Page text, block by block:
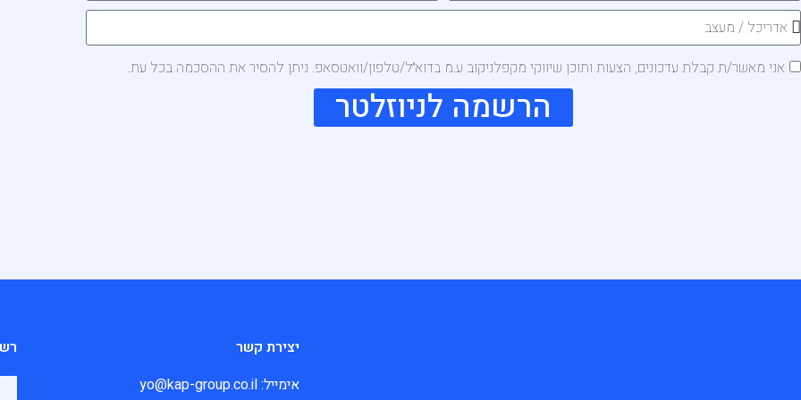
אני מאשר/ת קבלת עדכונים, הצעות ותוכן שיווקי מקפלניקוב ע.מ בדוא״ל/טלפון/וואטסאפ. ניתן להסיר את ההסכמה בכל עת.
הרשמה לניוזלטר
יצירת קשר
אימייל: yo@kap-group.co.il